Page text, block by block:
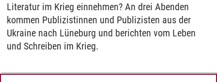
Literatur im Krieg einnehmen? An drei Abenden
kommen Publizistinnen und Publizisten aus der
Ukraine nach Lüneburg und berichten vom Leben
und Schreiben im Krieg.